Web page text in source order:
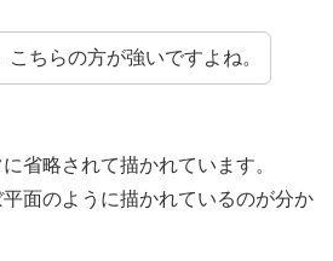
こちらの方が強いですよね。
省略されて描かれています。
面のように描かれているのが分か